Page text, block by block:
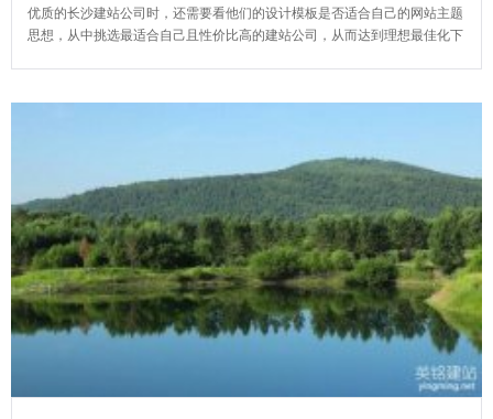
优质的长沙建站公司时，还需要看他们的设计模板是否适合自己的网站主题
思想，从中挑选最适合自己且性价比高的建站公司，从而达到理想最佳化下